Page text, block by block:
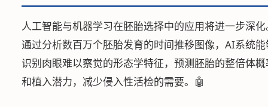
人工智能与机器学习在胚胎选择中的应用将进一步深
通过分析数百万个胚胎发育的时间推移图像，AI系统能
识别肉眼难以察觉的形态学特征，预测胚胎的整倍体
和植入潜力，减少侵入性活检的需要。🤖